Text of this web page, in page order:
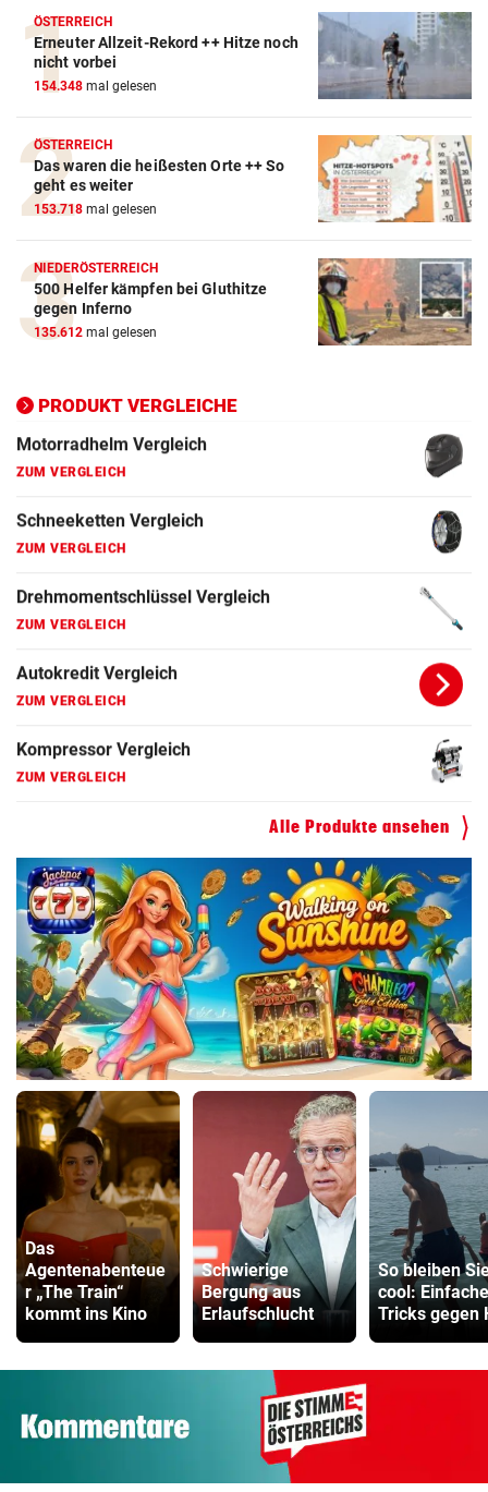
ÖSTERREICH
Erneuter Allzeit-Rekord ++ Hitze noch
nicht vorbei
154.348 mal gelesen
ÖSTERREICH
Das waren die heißesten Orte ++ So
geht es weiter
153.718 mal gelesen
NIEDERÖSTERREICH
500 Helfer kämpfen bei Gluthitze
gegen Inferno
135.612 mal gelesen
PRODUKT VERGLEICHE
Autobatterie Vergleich
ZUM VERGLEICH
Winterreifen Vergleich
ZUM VERGLEICH
Wagenheber Vergleich
ZUM VERGLEICH
Elektroroller Vergleich
ZUM VERGLEICH
ZUM VERGLEICH
Motorradhelm Vergleich
ZUM VERGLEICH
Schneeketten Vergleich
ZUM VERGLEICH
Drehmomentschlüssel Vergleich
ZUM VERGLEICH
Autokredit Vergleich
ZUM VERGLEICH
Kompressor Vergleich
ZUM VERGLEICH
Alle Produkte ansehen
Das
Agentenabenteue
r „The Train“
kommt ins Kino
Schwierige
Bergung aus
Erlaufschlucht
So bleiben
cool: Einfache
Tricks gegen